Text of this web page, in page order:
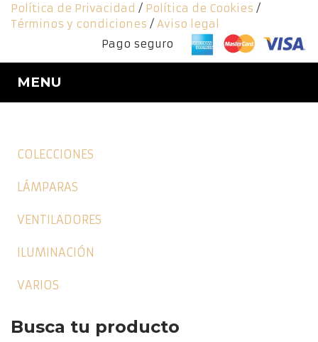
Política de Privacidad / Política de Cookies /
Términos y condiciones / Aviso legal
Pago seguro
MENU
COLECCIONES
LÁMPARAS
VENTILADORES
ILUMINACIÓN
VARIOS
Busca tu producto